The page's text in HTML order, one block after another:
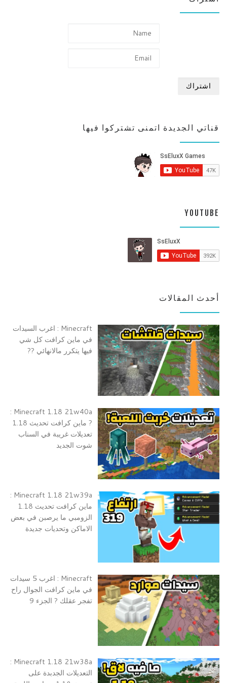
قناتي الجديدة اتمنى تشتركوا فيها
YOUTUBE
أحدث المقالات
Minecraft : اغرب السيدات
في ماين كرافت كل شي
فيها يتكرر مالانهائي ??
Minecraft 1.18 21w40a :
? ماين كرافت تحديث 1.18
تعديلات غريبة في السناب
شوت الجديد
Minecraft 1.18 21w39a :
ماين كرافت تحديث 1.18
الزومبي ما يرصبن في بعض
الاماكن وتحديات جديدة
Minecraft : اغرب 5 سيدات
في ماين كرافت الجوال راح
تفجر عقلك ? الجزء 9
Minecraft 1.18 21w38a :
التعديلات الجدبدة على